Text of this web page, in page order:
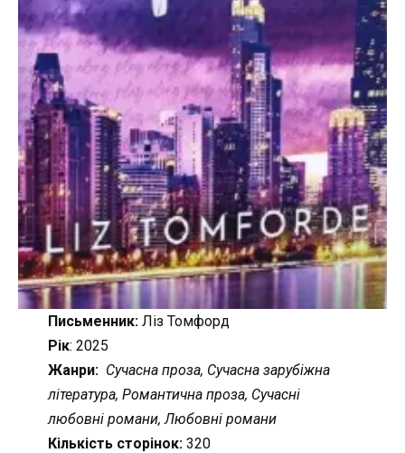
Письменник:Ліз Томфорд
Рік: 2025
Жанри: Сучасна проза, Сучасна зарубіжна
література, Романтична проза, Сучасні
любовні романи, Любовні романи
Кількість сторінок:320